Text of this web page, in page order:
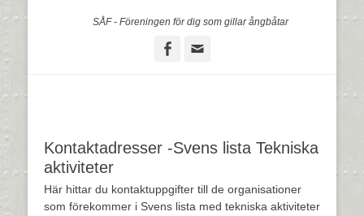
SÅF - Föreningen för dig som gillar ångbåtar
Facebook
Kontaktadresser -Svens lista Tekniska
aktiviteter
Här hittar du kontaktuppgifter till de organisationer
som förekommer i Svens lista med tekniska aktiviteter